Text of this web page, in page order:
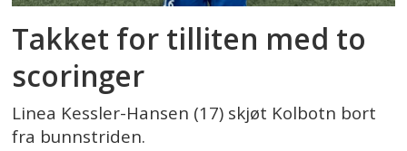
Takket for tilliten med to
scoringer
Linea Kessler-Hansen (17) skjøt Kolbotn bort
fra bunnstriden.